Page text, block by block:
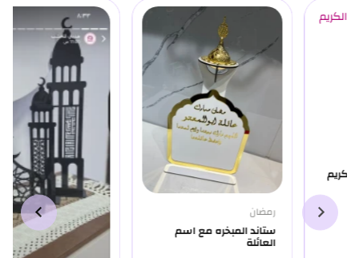
رمضان
ستاند المبخره مع اسم